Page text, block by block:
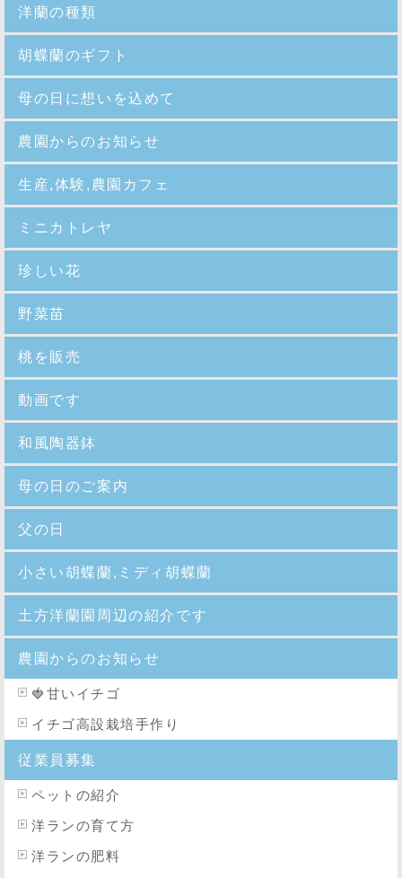
洋蘭の種類
胡蝶蘭のギフト
母の日に想いを込めて
農園からのお知らせ
生産,体験,農園カフェ
ミニカトレヤ
珍しい花
野菜苗
桃を販売
動画です
和風陶器鉢
母の日のご案内
父の日
小さい胡蝶蘭,ミディ胡蝶蘭
土方洋蘭園周辺の紹介です
農園からのお知らせ
🍓 甘いイチゴ
イチゴ高設栽培手作り
従業員募集
ペットの紹介
洋ランの育て方
洋ランの肥料